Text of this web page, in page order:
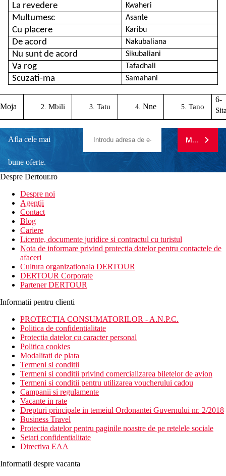
La revedere Kwaheri
Multumesc Asante
Cu placere Karibu
De acord Nakubaliana
Nu sunt de acord Sikubaliani
Va rog Tafadhali
Scuzati-ma Samahani
Moja Mbili Tatu Nne Tano
6-
Afla cele mai
bune oferte.
newsletter!
MA
Despre Dertour.ro
Despre noi
Agentii
Contact
Blog
Cariere
Licente, documente juridice si contractul cu turistul
Nota de informare privind protectia datelor pentru contactele de
afaceri
Cultura organizationala DERTOUR
DERTOUR Corporate
Partener DERTOUR
Informatii pentru clienti
PROTECTIA CONSUMATORILOR - A.N.P.C.
Politica de confidentialitate
Protectia datelor cu caracter personal
Politica cookies
Modalitati de plata
Termeni si conditii
Termeni si conditii privind comercializarea biletelor de avion
Termeni si conditii pentru utilizarea voucherului cadou
Campanii si regulamente
Vacante in rate
Drepturi principale in temeiul Ordonantei Guvernului nr. 2/2018
Business Travel
Protectia datelor pentru paginile noastre de pe retelele sociale
Setari confidentialitate
Directiva EAA
Informatii despre vacanta